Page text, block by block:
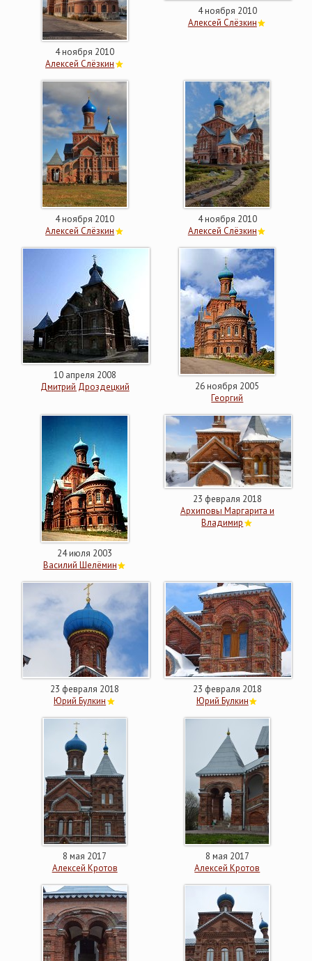
4 ноября 2010
Алексей Слёзкин
4 ноября 2010
Алексей Слёзкин
4 ноября 2010
Алексей Слёзкин
4 ноября 2010
Алексей Слёзкин
10 апреля 2008
Дмитрий Дроздецкий
26 ноября 2005
Георгий
24 июля 2003
Василий Шелёмин
23 февраля 2018
Архиповы Маргарита и
Владимир
23 февраля 2018
Юрий Булкин
23 февраля 2018
Юрий Булкин
8 мая 2017
Алексей Кротов
8 мая 2017
Алексей Кротов